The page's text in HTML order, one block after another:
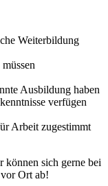
Weiterbildung
Ausbildung haben
verfügen
Arbeit zugestimmt
können sich gerne bei
Ort ab!